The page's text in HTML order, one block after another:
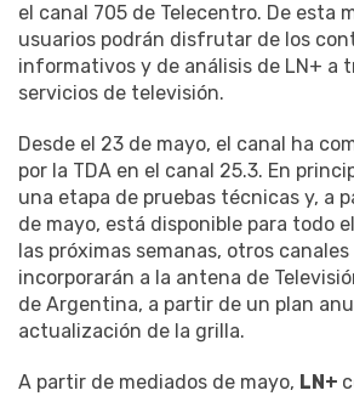
el canal 705 de Telecentro. De esta
usuarios podrán disfrutar de los
informativos y de análisis de LN+ a
servicios de televisión.
Desde el 23 de mayo, el canal ha
por la TDA en el canal 25.3. En
una etapa de pruebas técnicas y, a
de mayo, está disponible para todo
las próximas semanas, otros
incorporarán a la antena de
de Argentina, a partir de un plan
actualización de la grilla.
A partir de mediados de mayo, LN+